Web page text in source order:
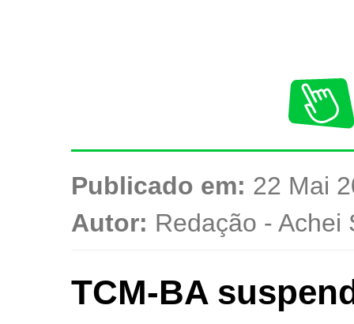
Publicado em: 22 Mai
Autor: Redação - Achei
TCM-BA